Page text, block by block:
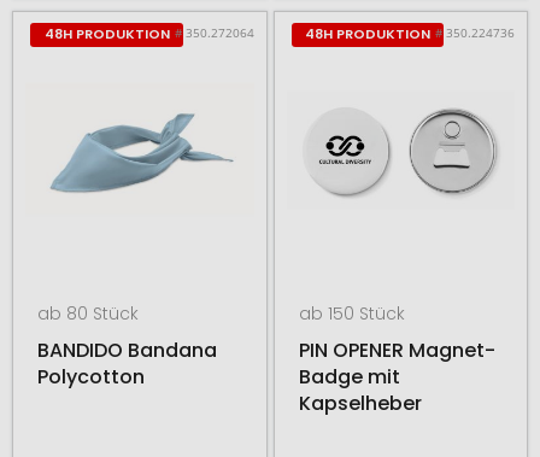
48H PRODUKTION # 350.272064
ab 80 Stück
BANDIDO Bandana
Polycotton
48H PRODUKTION # 350.224736
ab 150 Stück
PIN OPENER Magnet-
Badge mit
Kapselheber